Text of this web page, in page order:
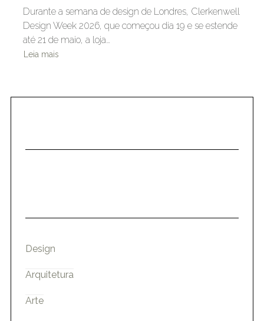
Durante a semana de design de Londres, Clerkenwell
Design Week 2026, que começou dia 19 e se estende
até 21 de maio, a loja…
Leia mais
Design
Arquitetura
Arte